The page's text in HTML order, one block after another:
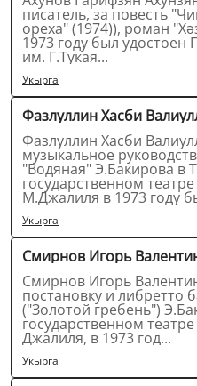
писатель, за повесть
ореха" (1974)), роман
1973 году был удостоен
им. Г.Тукая...
Укырга
Фазлуллин Хасби
Фазлуллин Хасби
музыкальное
"Водяная" Э.Бакирова в
государственном
М.Джалиля в 1973 году
Укырга
Смирнов Игорь
Смирнов Игорь
постановку и либретто
("Золотой гребень")
государственном
Джалиля, в 1973 год...
Укырга